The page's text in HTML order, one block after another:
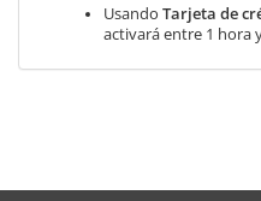
Usando Tarjeta de
activará entre 1 hora